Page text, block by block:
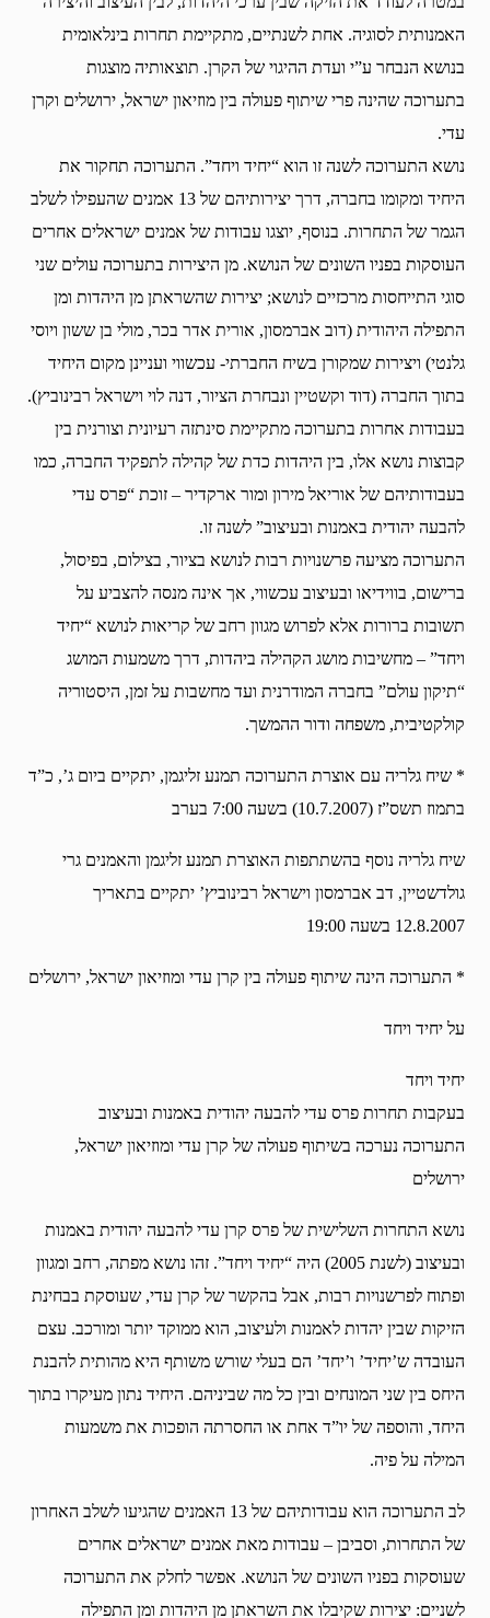
האמנותית לסוגיה. אחת לשנתיים, מתקיימת תחרות בינלאומית
בנושא הנבחר ע”י ועדת ההיגוי של הקרן. תוצאותיה מוצגות
בתערוכה שהינה פרי שיתוף פעולה בין מוזיאון ישראל, ירושלים וקרן
עדי.
נושא התערוכה לשנה זו הוא “יחיד ויחד”. התערוכה תחקור את
היחיד ומקומו בחברה, דרך יצירותיהם של 13 אמנים שהעפילו לשלב
הגמר של התחרות. בנוסף, יוצגו עבודות של אמנים ישראלים אחרים
העוסקות בפניו השונים של הנושא. מן היצירות בתערוכה עולים שני
סוגי התייחסות מרכזיים לנושא; יצירות שהשראתן מן היהדות ומן
התפילה היהודית (דוב אברמסון, אורית אדר בכר, מולי בן ששון ויוסי
גלנטי) ויצירות שמקורן בשיח החברתי- עכשווי ועניינן מקום היחיד
בתוך החברה (דוד וקשטיין ונבחרת הציור, דנה לוי וישראל רבינוביץ).
בעבודות אחרות בתערוכה מתקיימת סינתזה רעיונית וצורנית בין
קבוצות נושא אלו, בין היהדות כדת של קהילה לתפקיד החברה, כמו
בעבודותיהם של אוריאל מירון ומור ארקדיר – זוכת “פרס עדי
להבעה יהודית באמנות ובעיצוב” לשנה זו.
התערוכה מציעה פרשנויות רבות לנושא בציור, בצילום, בפיסול,
ברישום, בווידיאו ובעיצוב עכשווי, אך אינה מנסה להצביע על
תשובות ברורות אלא לפרוש מגוון רחב של קריאות לנושא “יחיד
ויחד” – מחשיבות מושג הקהילה ביהדות, דרך משמעות המושג
“תיקון עולם” בחברה המודרנית ועד מחשבות על זמן, היסטוריה
קולקטיבית, משפחה ודור ההמשך.
* שיח גלריה עם אוצרת התערוכה תמנע זליגמן, יתקיים ביום ג’, כ”ד
בתמוז תשס”ז (10.7.2007) בשעה 7:00 בערב
שיח גלריה נוסף בהשתתפות האוצרת תמנע זליגמן והאמנים גרי
גולדשטיין, דב אברמסון וישראל רבינוביץ’ יתקיים בתאריך
12.8.2007 בשעה 19:00
* התערוכה הינה שיתוף פעולה בין קרן עדי ומוזיאון ישראל, ירושלים
על יחיד ויחד
יחיד ויחד
בעקבות תחרות פרס עדי להבעה יהודית באמנות ובעיצוב
התערוכה נערכה בשיתוף פעולה של קרן עדי ומוזיאון ישראל,
ירושלים
נושא התחרות השלישית של פרס קרן עדי להבעה יהודית באמנות
ובעיצוב (לשנת 2005) היה “יחיד ויחד”. זהו נושא מפתה, רחב ומגוון
ופתוח לפרשנויות רבות, אבל בהקשר של קרן עדי, שעוסקת בבחינת
הזיקות שבין יהדות לאמנות ולעיצוב, הוא ממוקד יותר ומורכב. עצם
העובדה ש’יחיד’ ו’יחד’ הם בעלי שורש משותף היא מהותית להבנת
היחס בין שני המונחים ובין כל מה שביניהם. היחיד נתון מעיקרו בתוך
היחד, והוספה של יו”ד אחת או החסרתה הופכות את משמעות
המילה על פיה.
לב התערוכה הוא עבודותיהם של 13 האמנים שהגיעו לשלב האחרון
של התחרות, וסביבן – עבודות מאת אמנים ישראלים אחרים
שעוסקות בפניו השונים של הנושא. אפשר לחלק את התערוכה
לשניים: יצירות שקיבלו את השראתן מן היהדות ומן התפילה